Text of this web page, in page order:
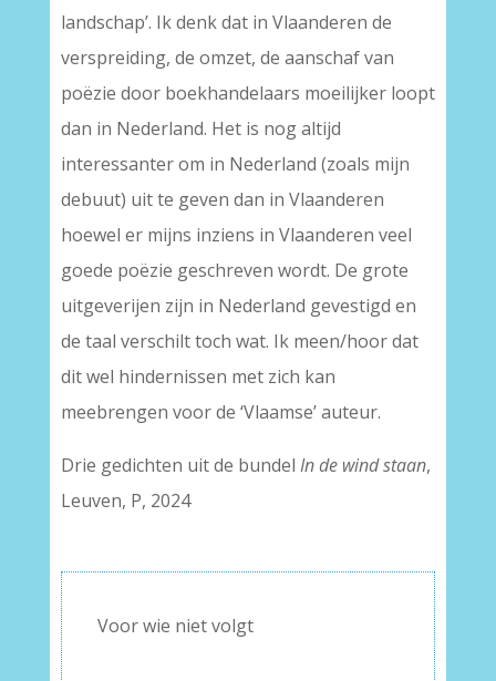
landschap’. Ik denk dat in Vlaanderen de
verspreiding, de omzet, de aanschaf van
poëzie door boekhandelaars moeilijker loopt
dan in Nederland. Het is nog altijd
interessanter om in Nederland (zoals mijn
debuut) uit te geven dan in Vlaanderen
hoewel er mijns inziens in Vlaanderen veel
goede poëzie geschreven wordt. De grote
uitgeverijen zijn in Nederland gevestigd en
de taal verschilt toch wat. Ik meen/hoor dat
dit wel hindernissen met zich kan
meebrengen voor de ‘Vlaamse’ auteur.
Drie gedichten uit de bundel In de wind staan,
Leuven, P, 2024
Voor wie niet volgt